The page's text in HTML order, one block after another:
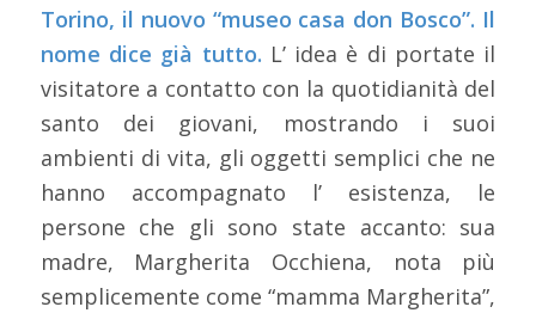
Torino, il nuovo “museo casa don Bosco”. Il
nome dice già tutto. L’ idea è di portate il
visitatore a contatto con la quotidianità del
santo dei giovani, mostrando i suoi
ambienti di vita, gli oggetti semplici che ne
hanno accompagnato l’ esistenza, le
persone che gli sono state accanto: sua
madre, Margherita Occhiena, nota più
semplicemente come “mamma Margherita”,